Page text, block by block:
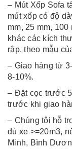
– Mút Xốp Sofa
mút xốp có độ
mm, 25 mm,
khác các kích
rập, theo mẫu
– Giao hàng từ
8-10%.
– Đặt cọc trước
trước khi giao
– Chúng tôi hỗ
đủ xe >=20m3,
Minh, Bình